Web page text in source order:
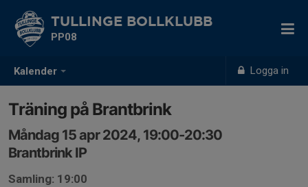
Kalender Logga in
TULLINGE BOLLKLUBB
PP08
Träning på Brantbrink
Måndag 15 apr 2024, 19:00-20:30
Brantbrink IP
Samling: 19:00